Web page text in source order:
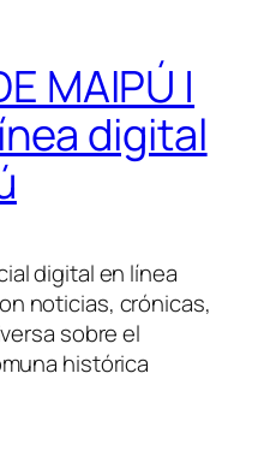
MAIPÚ |
digital
digital en línea
noticias, crónicas,
sobre el
histórica